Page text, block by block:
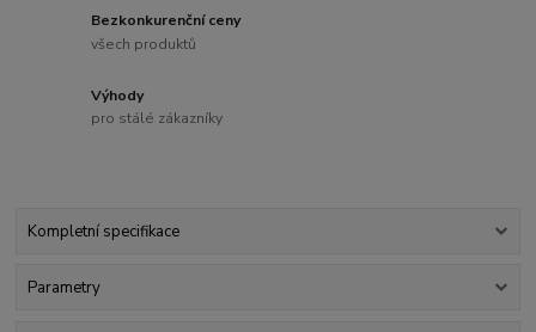
Bezkonkurenční ceny
všech produktů
Výhody
pro stálé zákazníky
Kompletní specifikace
Parametry